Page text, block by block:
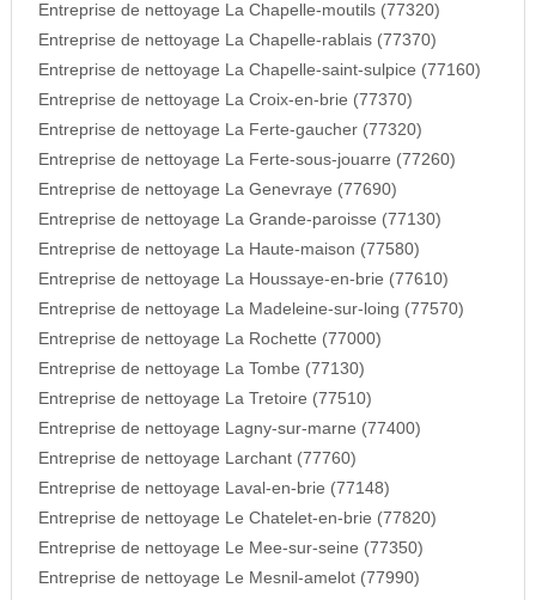
Entreprise de nettoyage La Chapelle-moutils (77320)
Entreprise de nettoyage La Chapelle-rablais (77370)
Entreprise de nettoyage La Chapelle-saint-sulpice (77160)
Entreprise de nettoyage La Croix-en-brie (77370)
Entreprise de nettoyage La Ferte-gaucher (77320)
Entreprise de nettoyage La Ferte-sous-jouarre (77260)
Entreprise de nettoyage La Genevraye (77690)
Entreprise de nettoyage La Grande-paroisse (77130)
Entreprise de nettoyage La Haute-maison (77580)
Entreprise de nettoyage La Houssaye-en-brie (77610)
Entreprise de nettoyage La Madeleine-sur-loing (77570)
Entreprise de nettoyage La Rochette (77000)
Entreprise de nettoyage La Tombe (77130)
Entreprise de nettoyage La Tretoire (77510)
Entreprise de nettoyage Lagny-sur-marne (77400)
Entreprise de nettoyage Larchant (77760)
Entreprise de nettoyage Laval-en-brie (77148)
Entreprise de nettoyage Le Chatelet-en-brie (77820)
Entreprise de nettoyage Le Mee-sur-seine (77350)
Entreprise de nettoyage Le Mesnil-amelot (77990)